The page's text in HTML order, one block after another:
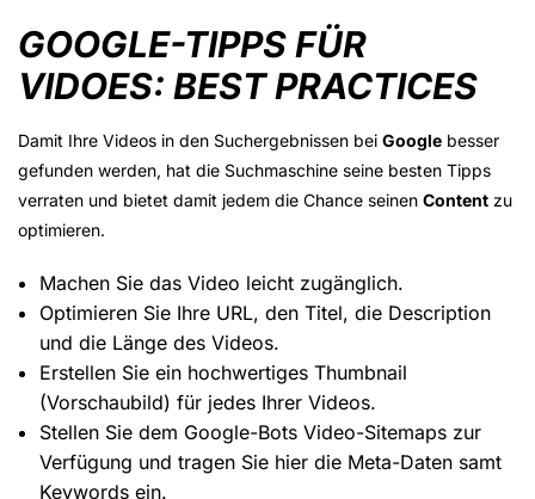
GOOGLE-TIPPS FÜR
VIDOES: BEST PRACTICES
Damit Ihre Videos in den Suchergebnissen bei Google besser
gefunden werden, hat die Suchmaschine seine besten Tipps
verraten und bietet damit jedem die Chance seinen Content zu
optimieren.
Machen Sie das Video leicht zugänglich.
Optimieren Sie Ihre URL, den Titel, die Description
und die Länge des Videos.
Erstellen Sie ein hochwertiges Thumbnail
(Vorschaubild) für jedes Ihrer Videos.
Stellen Sie dem Google-Bots Video-Sitemaps zur
Verfügung und tragen Sie hier die Meta-Daten samt
Keywords ein.